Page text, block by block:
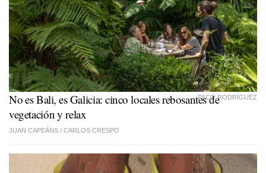
PACO RODRÍGUEZ
No es Bali, es Galicia: cinco locales rebosantes de
vegetación y relax
JUAN CAPEÁNS / CARLOS CRESPO